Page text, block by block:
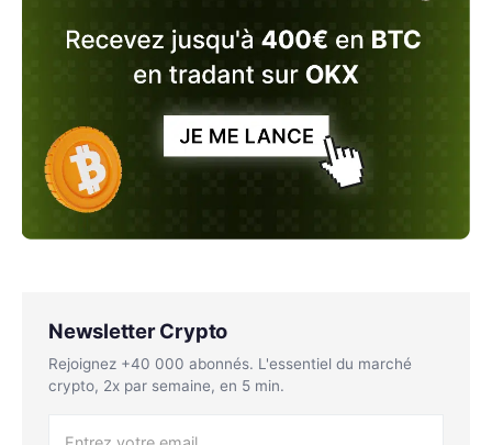
Newsletter Crypto
Rejoignez +40 000 abonnés. L'essentiel du marché
crypto, 2x par semaine, en 5 min.